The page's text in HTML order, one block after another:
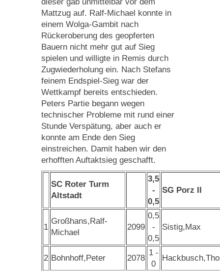
Mattzug auf. Ralf-Michael konnte in
einem Wolga-Gambit nach
Rückeroberung des geopferten
Bauern nicht mehr gut auf Sieg
spielen und willigte in Remis durch
Zugwiederholung ein. Nach Stefans
feinem Endspiel-Sieg war der
Wettkampf bereits entschieden.
Peters Partie begann wegen
technischer Probleme mit rund einer
Stunde Verspätung, aber auch er
konnte am Ende den Sieg
einstreichen. Damit haben wir den
erhofften Auftaktsieg geschafft.
SC Roter Turm
Altstadt
3,5
-
0,5
SG Porz II
1
Großhans,Ralf-
Michael
2099
0,5
-
0,5
Sistig,Max
2 Bohnhoff,Peter 2078
1 -
0